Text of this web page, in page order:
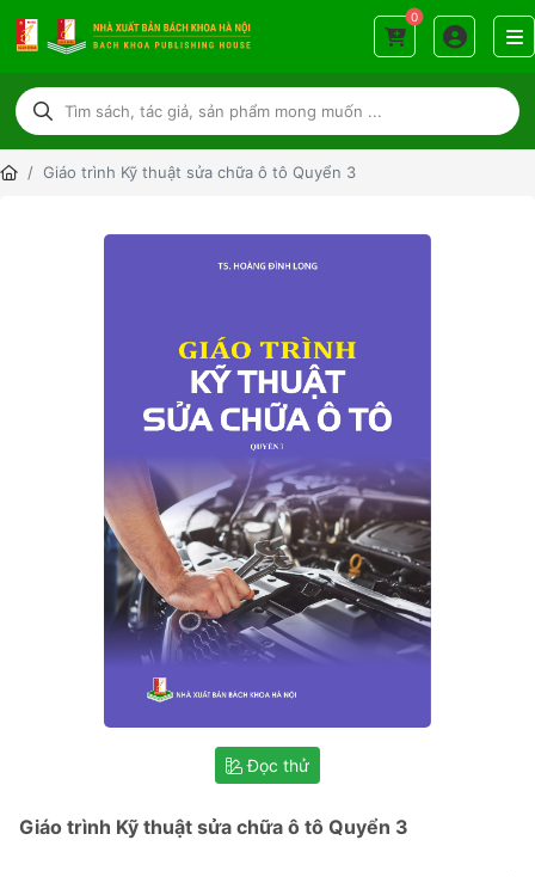
0
Giáo trình Kỹ thuật sửa chữa ô tô Quyển 3
Đọc thử
Giáo trình Kỹ thuật sửa chữa ô tô Quyển 3